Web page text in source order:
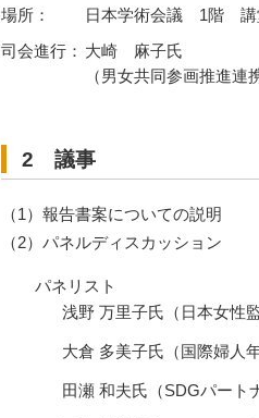
場所：
日本学術会議 1階 講
司会進行： 大崎 麻子氏
（男女共同参画推進連
2 議事
（1）報告書案についての説明
（2）パネルディスカッション
パネリスト
浅野 万里子氏（日本女性
大倉 多美子氏（国際婦人
田瀬 和夫氏（SDGパート